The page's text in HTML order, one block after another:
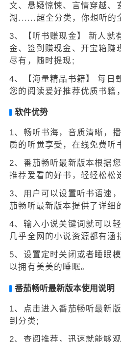
文、悬疑惊悚、言情穿越、
湖......超全分类，你想听的
3、【听书赚现金】 新人就
金、签到赚现金、开宝箱
尽有，随时提现;
4、【海量精品书籍】 每日
您的阅读爰好推荐优质书籍
软件优势
1、畅听书海，音质清晰，
质的听觉享受，在线免费听
2、番茄畅听最新版本根据
推荐爱看的好书，轻轻松松
3、用户可以设置听书语速
茄畅听最新版本提供了详细
4、输入小说关键词就可以
几乎全网的小说资源都有涵
5、设置定时关闭或者睡眠
以拥有美美的睡眠。
番茄畅听最新版本使用说明
1、点击进入番茄畅听最新
到分类;
2、查阅推荐，迅速就能够